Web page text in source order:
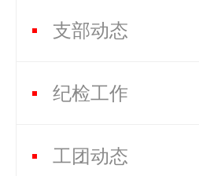
支部动态
纪检工作
工团动态